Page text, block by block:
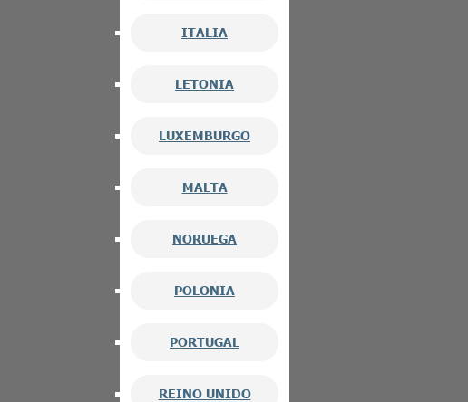
ITALIA
LETONIA
LUXEMBURGO
MALTA
NORUEGA
POLONIA
PORTUGAL
REINO UNIDO